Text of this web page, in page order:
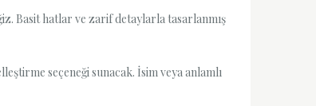
Basit hatlar ve zarif detaylarla tasarlanmış
seçeneği sunacak. İsim veya anlamlı